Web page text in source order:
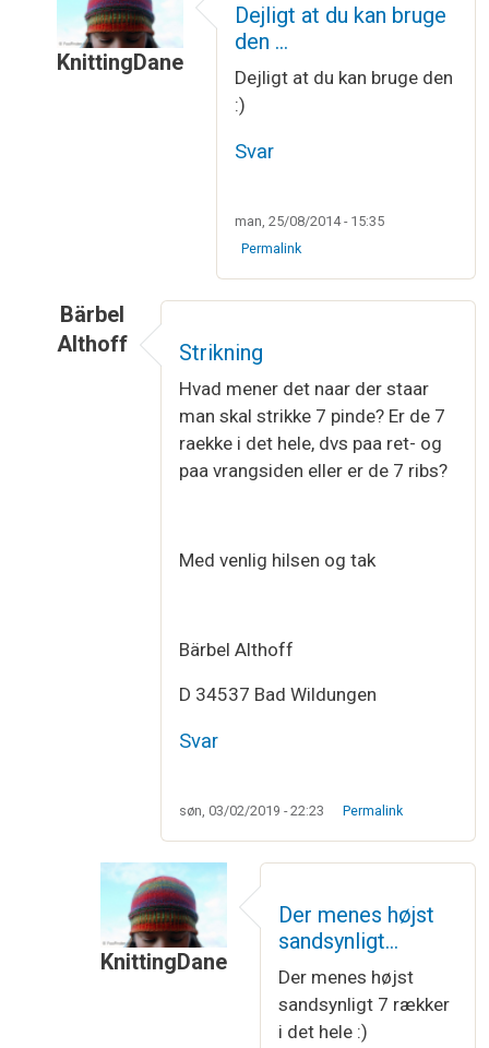
KnittingDane
strikkeordbogafdorte ettner
Dejligt at du kan bruge
den …
Dejligt at du kan bruge den
:)
Svar
man, 25/08/2014 - 15:35
Permalink
Bärbel
Althoff
Strikning
Hvad mener det naar der staar
man skal strikke 7 pinde? Er de 7
raekke i det hele, dvs paa ret- og
paa vrangsiden eller er de 7 ribs?
Med venlig hilsen og tak
Bärbel Althoff
D 34537 Bad Wildungen
Svar
søn, 03/02/2019 - 22:23 Permalink
KnittingDane
StrikningafBärbel Althoff
Der menes højst
sandsynligt…
Der menes højst
sandsynligt 7 rækker
i det hele :)